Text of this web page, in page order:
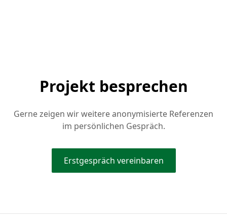
Projekt besprechen
Gerne zeigen wir weitere anonymisierte Referenzen
im persönlichen Gespräch.
Erstgespräch vereinbaren